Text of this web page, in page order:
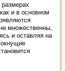
размерах
и в основном
множественны,
и оставляя на